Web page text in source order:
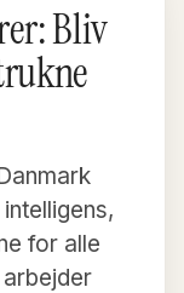
Bliv
for alle